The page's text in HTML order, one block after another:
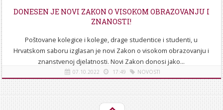
DONESEN JE NOVI ZAKON O VISOKOM OBRAZOVANJU I
ZNANOSTI!
Poštovane kolegice i kolege, drage studentice i studenti, u
Hrvatskom saboru izglasan je novi Zakon o visokom obrazovanju i
znanstvenoj djelatnosti. Novi Zakon donosi jako...
07.10.2022 17:49 NOVOSTI